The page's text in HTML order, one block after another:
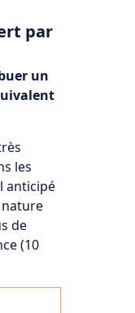
par
un
les
anticipé
nature
de
(10